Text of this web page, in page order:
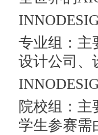
专业组：主
设计公司、
院校组：主
学生参赛需